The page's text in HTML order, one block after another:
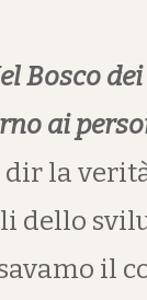
Bosco
ai
dir la
dello
il